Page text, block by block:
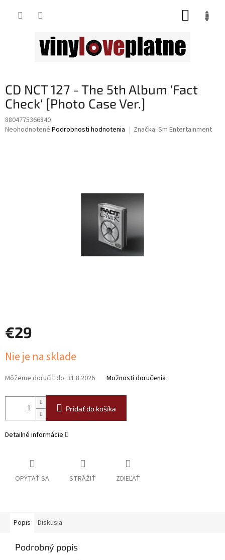
CD NCT 127 - The 5th Album 'Fact
Check' [Photo Case Ver.]
8804775366840
Priemerné
Neohodnotené Podrobnosti hodnotenia Značka: Sm Entertainment
€29
cena:
Nie je na sklade
Môžeme doručiť do: 31.8.2026 Možnosti doručenia
Pridať do košíka
Detailné informácie
OPÝTAŤ SA STRÁŽIŤ ZDIEĽAŤ
Popis Diskusia
Podrobný popis